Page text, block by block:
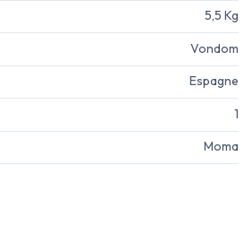
5,5 Kg
Vondom
Espagne
1
Moma